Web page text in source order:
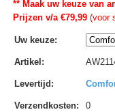
** Maak uw keuze van
Prijzen v/a €79,99(voor
Uw keuze:
Artikel :
Levertijd :
Verzendkosten: 0